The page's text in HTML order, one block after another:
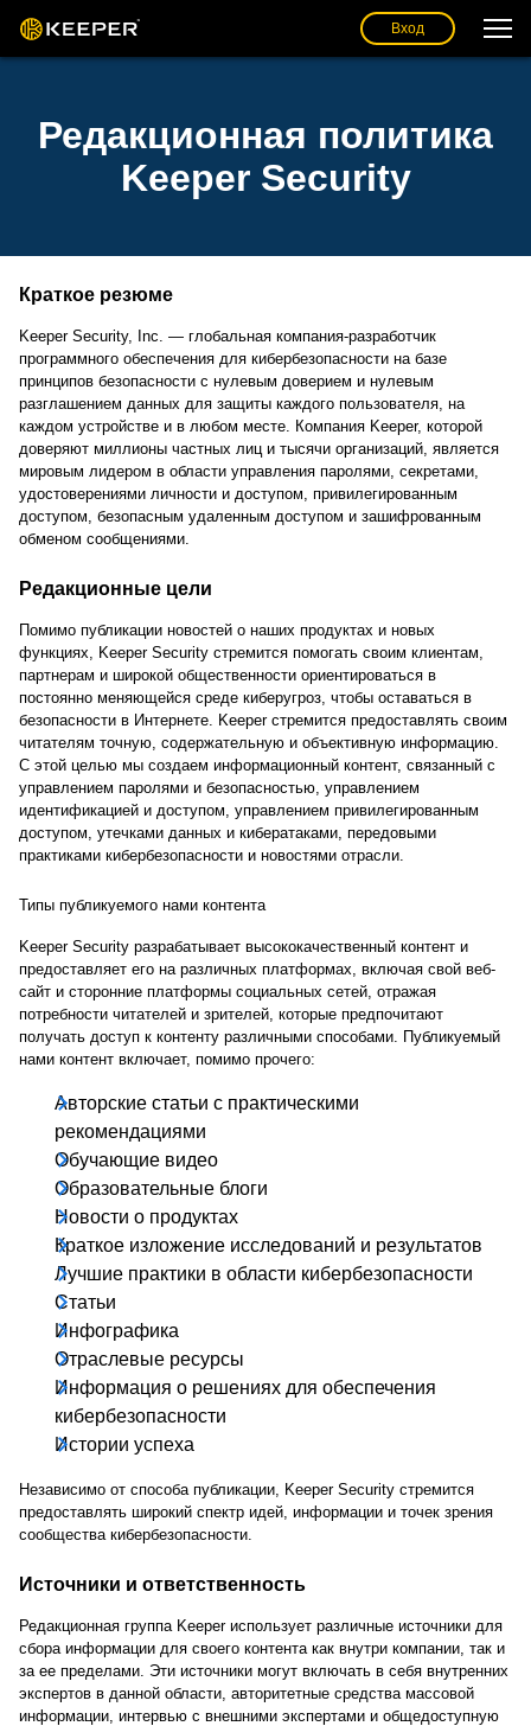
Вход
Редакционная политика
Keeper Security
Краткое резюме
Keeper Security, Inc. — глобальная компания-разработчик
программного обеспечения для кибербезопасности на базе
принципов безопасности с нулевым доверием и нулевым
разглашением данных для защиты каждого пользователя, на
каждом устройстве и в любом месте. Компания Keeper, которой
доверяют миллионы частных лиц и тысячи организаций, является
мировым лидером в области управления паролями, секретами,
удостоверениями личности и доступом, привилегированным
доступом, безопасным удаленным доступом и зашифрованным
обменом сообщениями.
Редакционные цели
Помимо публикации новостей о наших продуктах и новых
функциях, Keeper Security стремится помогать своим клиентам,
партнерам и широкой общественности ориентироваться в
постоянно меняющейся среде киберугроз, чтобы оставаться в
безопасности в Интернете. Keeper стремится предоставлять своим
читателям точную, содержательную и объективную информацию.
С этой целью мы создаем информационный контент, связанный с
управлением паролями и безопасностью, управлением
идентификацией и доступом, управлением привилегированным
доступом, утечками данных и кибератаками, передовыми
практиками кибербезопасности и новостями отрасли.
Типы публикуемого нами контента
Keeper Security разрабатывает высококачественный контент и
предоставляет его на различных платформах, включая свой веб-
сайт и сторонние платформы социальных сетей, отражая
потребности читателей и зрителей, которые предпочитают
получать доступ к контенту различными способами. Публикуемый
нами контент включает, помимо прочего:
Авторские статьи с практическими
рекомендациями
Обучающие видео
Образовательные блоги
Новости о продуктах
Краткое изложение исследований и результатов
Лучшие практики в области кибербезопасности
Статьи
Инфографика
Отраслевые ресурсы
Информация о решениях для обеспечения
кибербезопасности
Истории успеха
Независимо от способа публикации, Keeper Security стремится
предоставлять широкий спектр идей, информации и точек зрения
сообщества кибербезопасности.
Источники и ответственность
Редакционная группа Keeper использует различные источники для
сбора информации для своего контента как внутри компании, так и
за ее пределами. Эти источники могут включать в себя внутренних
экспертов в данной области, авторитетные средства массовой
информации, интервью с внешними экспертами и общедоступную